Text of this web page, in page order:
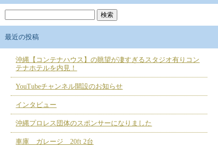
最近の投稿
沖縄【コンテナハウス】の眺望が凄すぎるスタジオ有りコン
テナホテルを内見！
YouTubeチャンネル開設のお知らせ
インタビュー
沖縄プロレス団体のスポンサーになりました
車庫 ガレージ 20ft 2台